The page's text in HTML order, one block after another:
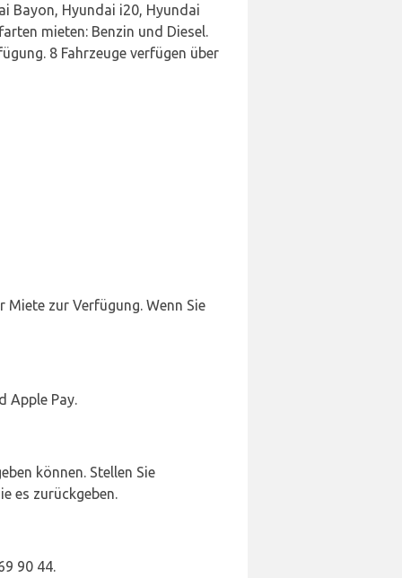
Bayon, Hyundai i20, Hyundai
mieten: Benzin und Diesel.
8 Fahrzeuge verfügen über
Miete zur Verfügung. Wenn Sie
Apple Pay.
können. Stellen Sie
es zurückgeben.
90 44.